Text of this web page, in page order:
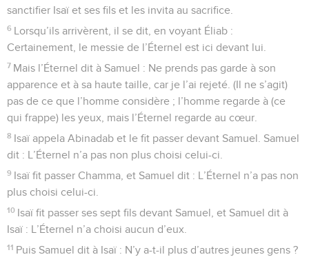
sanctifier Isaï et ses fils et les invita au sacrifice.
6 Lorsqu’ils arrivèrent, il se dit, en voyant Éliab :
Certainement, le messie de l’Éternel est ici devant lui.
7 Mais l’Éternel dit à Samuel : Ne prends pas garde à son
apparence et à sa haute taille, car je l’ai rejeté. (Il ne s’agit)
pas de ce que l’homme considère ; l’homme regarde à (ce
qui frappe) les yeux, mais l’Éternel regarde au cœur.
8 Isaï appela Abinadab et le fit passer devant Samuel. Samuel
dit : L’Éternel n’a pas non plus choisi celui-ci.
9 Isaï fit passer Chamma, et Samuel dit : L’Éternel n’a pas non
plus choisi celui-ci.
10 Isaï fit passer ses sept fils devant Samuel, et Samuel dit à
Isaï : L’Éternel n’a choisi aucun d’eux.
11 Puis Samuel dit à Isaï : N’y a-t-il plus d’autres jeunes gens ?